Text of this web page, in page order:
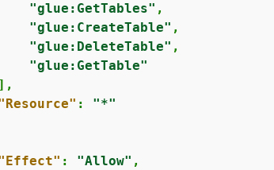
"glue:GetTables" ,
"glue:CreateTable" ,
"glue:DeleteTable" ,
"glue:GetTable"
: "*"
: "Allow" ,